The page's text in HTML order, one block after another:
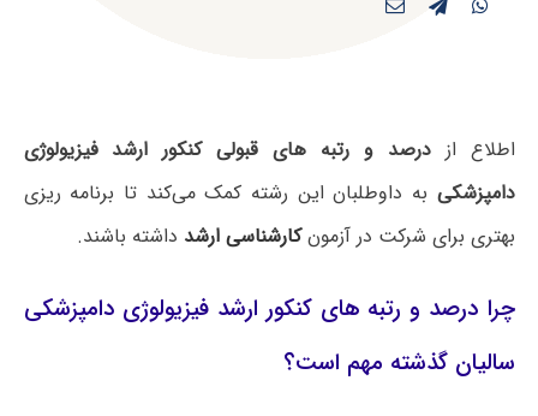
اطلاع ازدرصد و رتبه های قبولی کنکور ارشد فیزیولوژی
دامپزشکی به داوطلبان این رشته کمک می‌کند تا برنامه ریزی
بهتری برای شرکت در آزمونکارشناسی ارشد داشته باشند.
چرا درصد و رتبه های کنکور ارشد فیزیولوژی دامپزشکی
سالیان گذشته مهم است؟